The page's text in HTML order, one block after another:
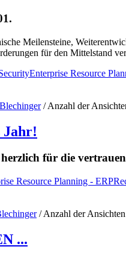
Meilensteine,
für den Mittelstand
Enterprise Resource
/ Anzahl der
Jahr!
für die
Resource Planning - ERP
/ Anzahl der
...